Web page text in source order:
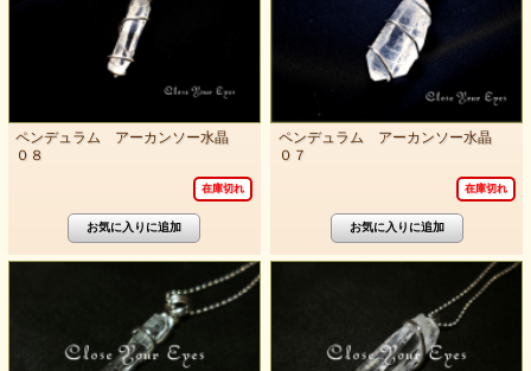
ペンデュラム アーカンソー水晶
０８
在庫切れ
ペンデュラム アーカンソー水晶
０７
在庫切れ